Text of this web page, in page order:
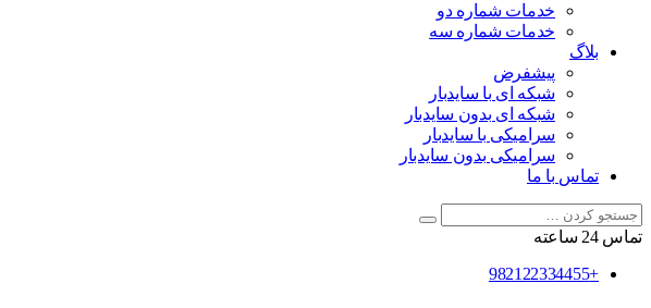
خدمات شماره دو
خدمات شماره سه
بلاگ
پیشفرض
شبکه ای با سایدبار
شبکه ای بدون سایدبار
سرامیکی با سایدبار
سرامیکی بدون سایدبار
تماس با ما
تماس 24 ساعته
+982122334455